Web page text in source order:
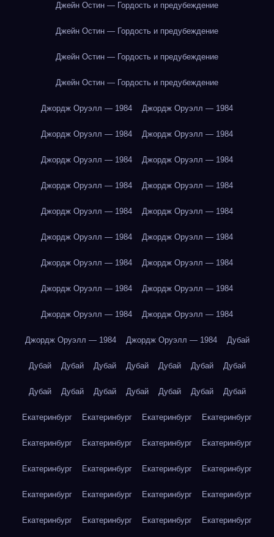
Джейн Остин — Гордость и предубеждение
Джейн Остин — Гордость и предубеждение
Джейн Остин — Гордость и предубеждение
Джейн Остин — Гордость и предубеждение
Джордж Оруэлл — 1984 Джордж Оруэлл — 1984
Джордж Оруэлл — 1984 Джордж Оруэлл — 1984
Джордж Оруэлл — 1984 Джордж Оруэлл — 1984
Джордж Оруэлл — 1984 Джордж Оруэлл — 1984
Джордж Оруэлл — 1984 Джордж Оруэлл — 1984
Джордж Оруэлл — 1984 Джордж Оруэлл — 1984
Джордж Оруэлл — 1984 Джордж Оруэлл — 1984
Джордж Оруэлл — 1984 Джордж Оруэлл — 1984
Джордж Оруэлл — 1984 Джордж Оруэлл — 1984
Джордж Оруэлл — 1984 Джордж Оруэлл — 1984 Дубай
Дубай Дубай Дубай Дубай Дубай Дубай Дубай
Дубай Дубай Дубай Дубай Дубай Дубай Дубай
Екатеринбург Екатеринбург Екатеринбург Екатеринбург
Екатеринбург Екатеринбург Екатеринбург Екатеринбург
Екатеринбург Екатеринбург Екатеринбург Екатеринбург
Екатеринбург Екатеринбург Екатеринбург Екатеринбург
Екатеринбург Екатеринбург Екатеринбург Екатеринбург